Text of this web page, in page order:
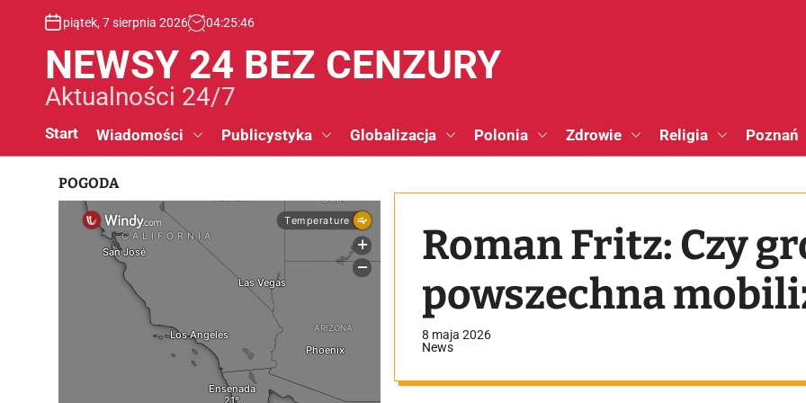
piątek, 7 sierpnia 2026 04:25:46
NEWSY 24 BEZ CENZURY
Aktualności 24/7
Start Wiadomości Publicystyka Globalizacja Polonia Zdrowie Religia Poznań
Roman Fritz: Czy
powszechna
8 maja 2026
News
POGODA